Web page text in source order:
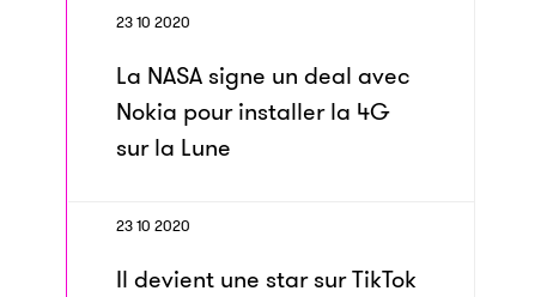
23 10 2020
La NASA signe un deal avec
Nokia pour installer la 4G
sur la Lune
23 10 2020
Il devient une star sur TikTok